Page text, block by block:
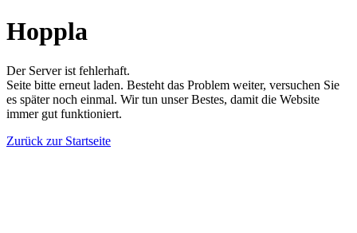
Hoppla
Der Server ist fehlerhaft.
Seite bitte erneut laden. Besteht das Problem weiter, versuchen Sie
es später noch einmal. Wir tun unser Bestes, damit die Website
immer gut funktioniert.
Zurück zur Startseite